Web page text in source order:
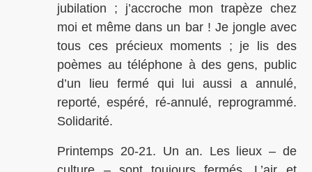
jubilation ; j’accroche mon trapèze chez
moi et même dans un bar ! Je jongle avec
tous ces précieux moments ; je lis des
poèmes au téléphone à des gens, public
d’un lieu fermé qui lui aussi a annulé,
reporté, espéré, ré-annulé, reprogrammé.
Solidarité.
Printemps 20-21. Un an. Les lieux – de